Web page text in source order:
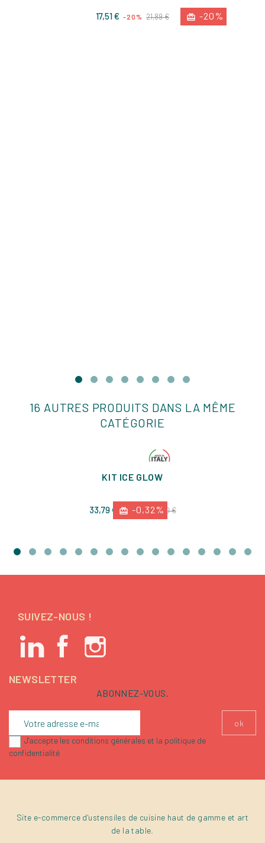
-20%
17,51 € Prix
-20% 21,89 €Prix
16 AUTRES PRODUITS DANS LA MÊME
CATÉGORIE
-0,32%
KIT ICE GLOW
33,79 €
Prix
de
-0,32% 33,90 €Prix
SUIVEZ-NOUS !
NEWSLETTER
ABONNEZ-VOUS.
J'accepte les conditions générales et la politique de
confidentialité
Site e-commerce d'ustensiles de cuisine haut de gamme et art
de la table.